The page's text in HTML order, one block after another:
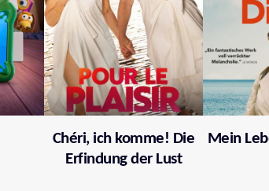
Chéri, ich komme! Die
Erfindung der Lust
Mein